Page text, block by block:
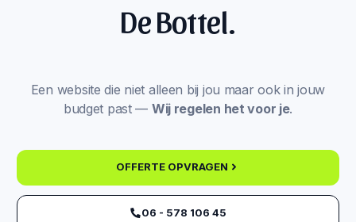
De Bottel.
Een website die niet alleen bij jou maar ook in jouw
budget past — Wij regelen het voor je.
OFFERTE OPVRAGEN
‪06 - 578 106 45‬